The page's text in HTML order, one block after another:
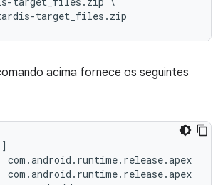
target_files.zip
acima fornece os seguintes
com.android.runtime.release.apex
com.android.runtime.release.apex